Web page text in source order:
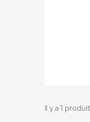
Il y a 1